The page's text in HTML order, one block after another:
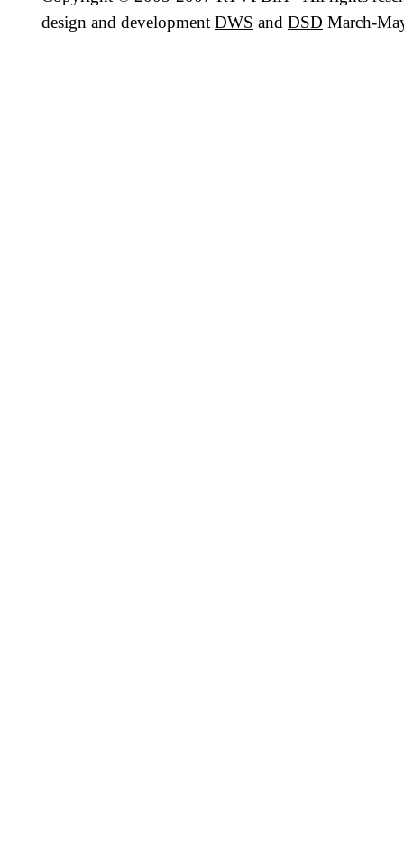
design and development DWS and DSD March-